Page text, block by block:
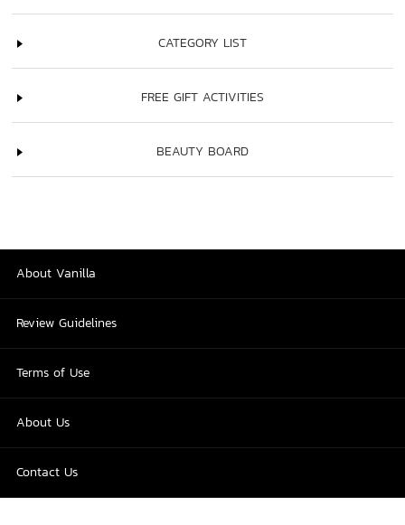
CATEGORY LIST
FREE GIFT ACTIVITIES
BEAUTY BOARD
About Vanilla
Review Guidelines
Terms of Use
About Us
Contact Us